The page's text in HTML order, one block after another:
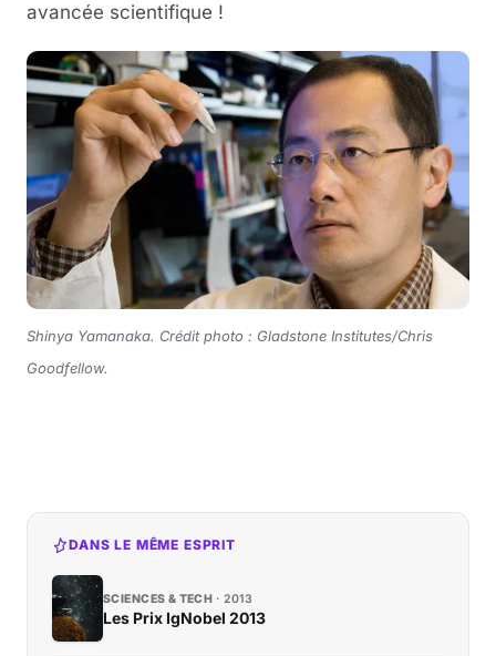
avancée scientifique !
Shinya Yamanaka. Crédit photo : Gladstone Institutes/Chris
Goodfellow.
DANS LE MÊME ESPRIT
SCIENCES & TECH 2013
Les Prix IgNobel 2013